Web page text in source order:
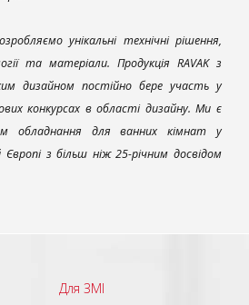
унікальні технічні рішення,
та матеріали. Продукція RAVAK з
дизайном постійно бере участь у
конкурсах в області дизайну. Ми є
обладнання для ванних кімнат у
з більш ніж 25-річним досвідом
Для ЗМІ